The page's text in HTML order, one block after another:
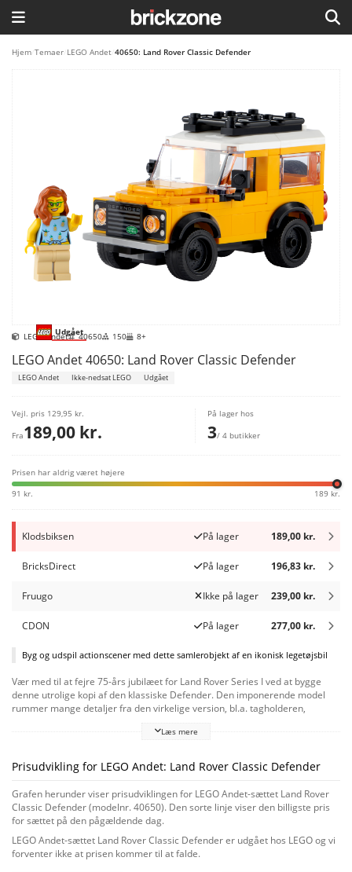
HJEM
Hjem Temaer LEGO Andet 40650: Land Rover Classic Defender
Udgået
LEGO Andet 40650 150 8+
LEGO Andet 40650: Land Rover Classic Defender
LEGO Andet Ikke-nedsat LEGO Udgået
Vejl. pris 129,95 kr.
Fra189,00 kr.
På lager hos
3/ 4 butikker
Prisen har aldrig været højere
91 kr. 189 kr.
Klodsbiksen På lager 189,00 kr.
BricksDirect På lager 196,83 kr.
Fruugo Ikke på lager 239,00 kr.
CDON På lager 277,00 kr.
Byg og udspil actionscener med dette samlerobjekt af en ikonisk legetøjsbil
Vær med til at fejre 75-års jubilæet for Land Rover Series I ved at bygge
denne utrolige kopi af den klassiske Defender. Den imponerende model
rummer mange detaljer fra den virkelige version, bl.a. tagholderen,
bygget, kan du udstille den eller sætte minifiguren af føreren bag rattet for
Læs mere
Prisudvikling for LEGO Andet: Land Rover Classic Defender
Grafen herunder viser prisudviklingen for LEGO Andet-sættet Land Rover
Classic Defender (modelnr. 40650). Den sorte linje viser den billigste pris
for sættet på den pågældende dag.
LEGO Andet-sættet Land Rover Classic Defender er udgået hos LEGO og vi
forventer ikke at prisen kommer til at falde.